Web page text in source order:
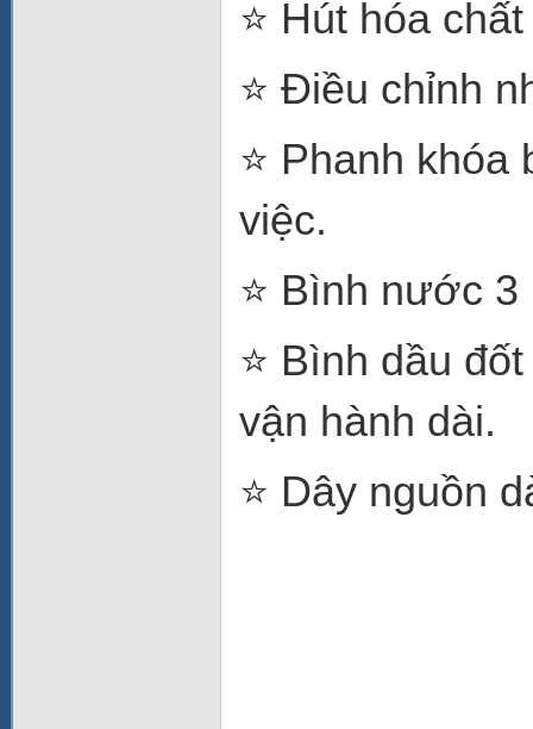
⭐ Hút hóa
⭐ Điều chỉnh
⭐ Phanh
việc.
⭐ Bình nước 3
⭐ Bình dầu
vận hành dài.
⭐ Dây nguồn